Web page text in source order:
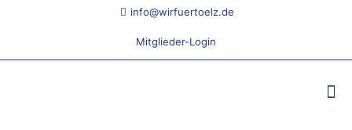
info@wirfuertoelz.de
Mitglieder-Login